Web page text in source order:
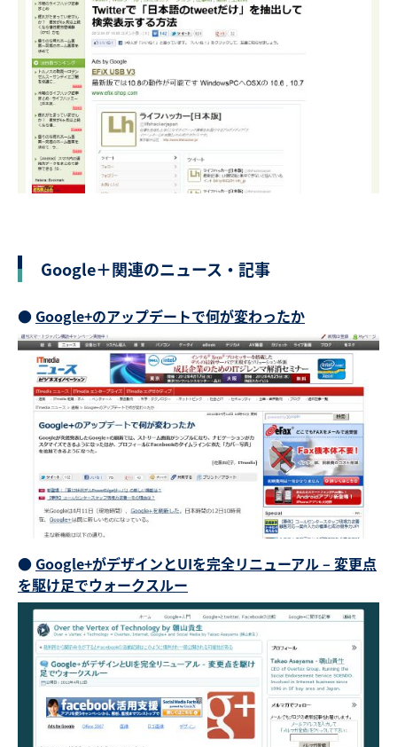
Google＋関連のニュース・記事
● Google+のアップデートで何が変わったか
● Google+がデザインとUIを完全リニューアル – 変更点
を駆け足でウォークスルー